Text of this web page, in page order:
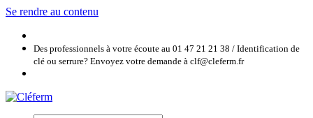
Se rendre au contenu
Des professionnels à votre écoute au 01 47 21 21 38 / Identification de
clé ou serrure? Envoyez votre demande à clf@cleferm.fr